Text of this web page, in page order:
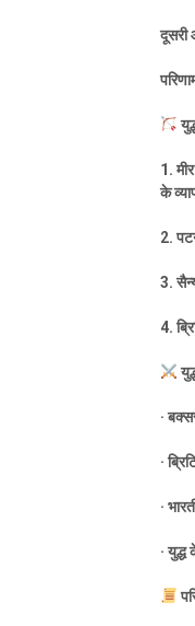
दूसरी
1.
के
2.
3.
4.
·
·
·
·युद्ध